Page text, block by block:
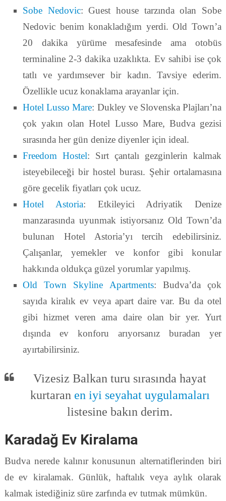
Sobe Nedovic: Guest house tarzında olan Sobe
Nedovic benim konakladığım yerdi. Old Town’a
20 dakika yürüme mesafesinde ama otobüs
terminaline 2-3 dakika uzaklıkta. Ev sahibi ise çok
tatlı ve yardımsever bir kadın. Tavsiye ederim.
Özellikle ucuz konaklama arayanlar için.
Hotel Lusso Mare: Dukley ve Slovenska Plajları’na
çok yakın olan Hotel Lusso Mare, Budva gezisi
sırasında her gün denize diyenler için ideal.
Freedom Hostel: Sırt çantalı gezginlerin kalmak
isteyebileceği bir hostel burası. Şehir ortalamasına
göre gecelik fiyatları çok ucuz.
Hotel Astoria: Etkileyici Adriyatik Denize
manzarasında uyunmak istiyorsanız Old Town’da
bulunan Hotel Astoria’yı tercih edebilirsiniz.
Çalışanlar, yemekler ve konfor gibi konular
hakkında oldukça güzel yorumlar yapılmış.
Old Town Skyline Apartments: Budva’da çok
sayıda kiralık ev veya apart daire var. Bu da otel
gibi hizmet veren ama daire olan bir yer. Yurt
dışında ev konforu arıyorsanız buradan yer
ayırtabilirsiniz.
Vizesiz Balkan turu sırasında hayat
kurtaran en iyi seyahat uygulamaları
listesine bakın derim.
Karadağ Ev Kiralama
Budva nerede kalınır konusunun alternatiflerinden biri
de ev kiralamak. Günlük, haftalık veya aylık olarak
kalmak istediğiniz süre zarfında ev tutmak mümkün.